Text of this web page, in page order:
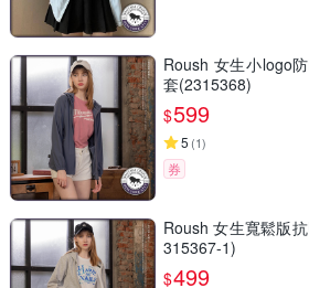
Roush 女生小logo
套(2315368)
$599
5 (1)
券
Roush 女生寬鬆版
315367-1)
$499